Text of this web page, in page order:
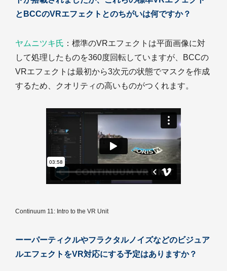
とBCCのVRエフェクトとのちがいは何ですか？
ヤムニツキ氏 ：標準のVRエフェクトは平面画像に対
して処理したものを360度回転していますが、BCCの
VRエフェクトは最初から3次元の状態でマスクを作成
するため、クオリティの高いものがつくれます。
Continuum 11: Intro to the VR Unit
ーーパーティクルやフラクタルノイズなどのビジュア
ルエフェクトをVR対応にする予定はありますか？